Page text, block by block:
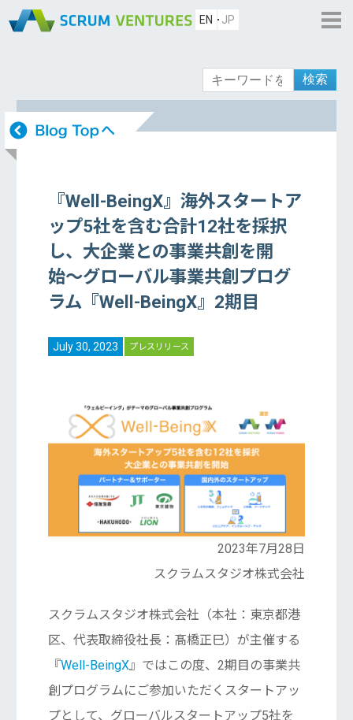
EN JP
検索
『Well-BeingX』海外スタートア
ップ5社を含む合計12社を採択
し、大企業との事業共創を開
始〜グローバル事業共創プログ
ラム『Well-BeingX』2期目
July 30, 2023 プレスリリース
2023年7月28日
スクラムスタジオ株式会社
スクラムスタジオ株式会社（本社：東京都港
区、代表取締役社長：髙橋正巳）が主催する
『Well-BeingX』ではこの度、2期目の事業共
創プログラムにご参加いただくスタートアッ
プとして、グローバルスタートアップ5社を